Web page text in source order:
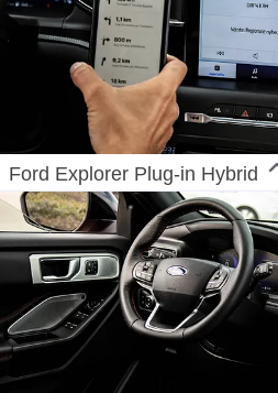
Ford Explorer Plug-in Hybrid